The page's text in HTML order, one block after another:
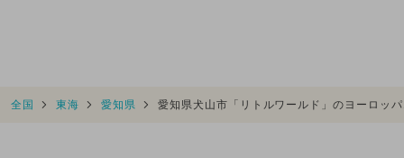
全国 東海 愛知県 愛知県犬山市「リトルワールド」のヨーロッ